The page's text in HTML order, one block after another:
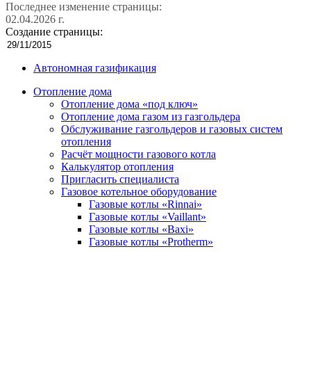
Последнее изменение страницы:
02.04.2026 г.
Создание страницы:
Автономная газификация
Отопление дома
Отопление дома «под ключ»
Отопление дома газом из газгольдера
Обслуживание газгольдеров и газовых систем
отопления
Расчёт мощности газового котла
Калькулятор отопления
Пригласить специалиста
Газовое котельное оборудование
Газовые котлы «Rinnai»
Газовые котлы «Vaillant»
Газовые котлы «Baxi»
Газовые котлы «Protherm»